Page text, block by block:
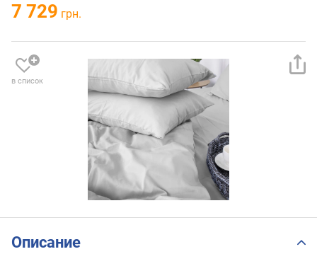
7 729 грн.
в список
Описание